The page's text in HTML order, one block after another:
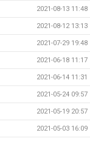
2021-08-13 11:48
2021-08-12 13:13
2021-07-29 19:48
2021-06-18 11:17
2021-06-14 11:31
2021-05-24 09:57
2021-05-19 20:57
2021-05-03 16:09